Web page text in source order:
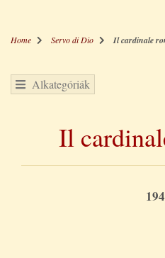
Home Servo di Dio Il cardinale
Alkategóriák
Il